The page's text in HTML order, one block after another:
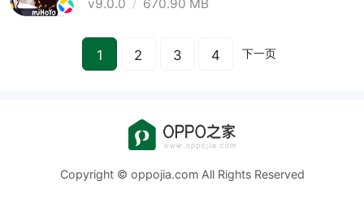
v9.0.0
670.90 MB
1 2 3 4 下一页
Copyright © oppojia.com All Rights Reserved